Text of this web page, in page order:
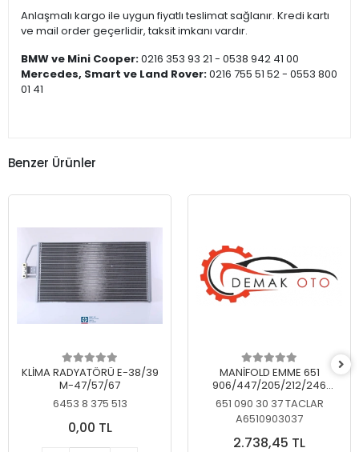
Anlaşmalı kargo ile uygun fiyatlı teslimat sağlanır. Kredi kartı
ve mail order geçerlidir, taksit imkanı vardır.
BMW ve Mini Cooper:0216 353 93 21 - 0538 942 41 00
Mercedes, Smart ve Land Rover:0216 755 51 52 - 0553 800
01 41
Benzer Ürünler
KLİMA RADYATÖRÜ E-38/39
M-47/57/67
6453 8 375 513
0,00 TL
MANİFOLD EMME 651
906/447/205/212/246
KELEBEKSİZ
651 090 30 37 TACLAR
A6510903037
2.738,45 TL